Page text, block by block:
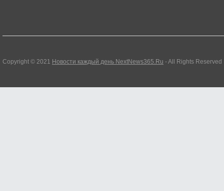
Copyright © 2021 Новости каждый день NextNews365.Ru - All Rights Reserved